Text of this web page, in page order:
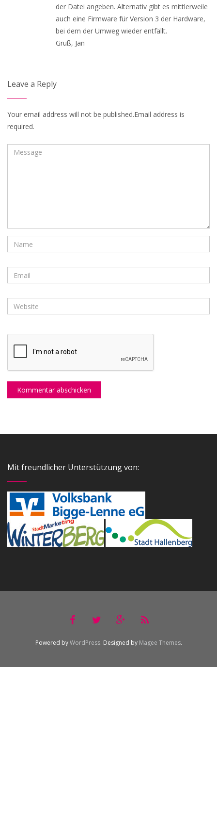
der Datei angeben. Alternativ gibt es mittlerweile
auch eine Firmware für Version 3 der Hardware,
bei dem der Umweg wieder entfällt.
Gruß, Jan
Leave a Reply
Your email address will not be published.Email address is
required.
Mit freundlicher Unterstützung von:
Powered byWordPress. Designed by Magee Themes.